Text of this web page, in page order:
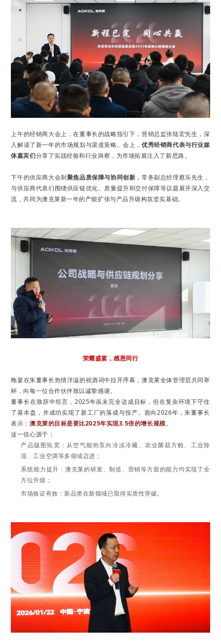
家庭
商用
冷暖
热泵
热水
泳池
冷冻
冷藏
创新
产品
代
【家庭冷
代
【家庭冷
暖】
代
【家庭冷
暖】
代
【家庭冷
暖】
上午的经销商大会上，在董事长的战略指引下，营销总监张陆宏先生，深
入解读了新一年的市场规划与渠道策略。会上，优秀经销商代表与行业媒
体嘉宾们分享了实战经验和行业洞察，为市场拓展注入了新思路。
下午的供应商大会则聚焦品质保障与协同创新 ，常务副总经理蔡乐先生，
与供应商代表们围绕供应链优化、质量提升和交付保障等议题展开深入交
流，共同为澳克莱新一年的产能扩张与产品升级构筑坚实基础。
荣耀盛宴，感恩同行
晚宴在朱董事长热情洋溢的祝酒词中拉开序幕，澳克莱全体管理层共同举
杯，向每一位合作伙伴致以诚挚感谢。
董事长在致辞中坦言，2025年虽未完全达成目标，但在复杂环境下守住
了基本盘，并成功实现了新工厂的落成与投产。面向2026年，朱董事长
表示：澳克莱的目标是要比2025年实现3.5倍的增长规模。
这一信心源于：
产品版图拓宽：从空气能热泵向冷冻冷藏、农业菌菇方舱、工业除
湿、工业空调等多领域迈进；
系统能力提升：澳克莱的研发、制造、营销等方面的能力均实现了全
方位升级；
市场验证有效：新品类在新领域已取得实质性突破。